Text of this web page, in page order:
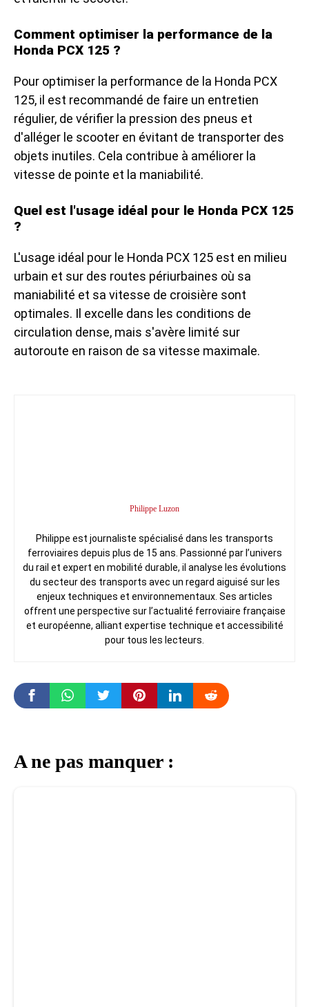
Comment optimiser la performance de la
Honda PCX 125 ?
Pour optimiser la performance de la Honda PCX
125, il est recommandé de faire un entretien
régulier, de vérifier la pression des pneus et
d'alléger le scooter en évitant de transporter des
objets inutiles. Cela contribue à améliorer la
vitesse de pointe et la maniabilité.
Quel est l'usage idéal pour le Honda PCX 125
?
L'usage idéal pour le Honda PCX 125 est en milieu
urbain et sur des routes périurbaines où sa
maniabilité et sa vitesse de croisière sont
optimales. Il excelle dans les conditions de
circulation dense, mais s'avère limité sur
autoroute en raison de sa vitesse maximale.
Philippe Luzon
Philippe est journaliste spécialisé dans les transports
ferroviaires depuis plus de 15 ans. Passionné par l’univers
du rail et expert en mobilité durable, il analyse les évolutions
du secteur des transports avec un regard aiguisé sur les
enjeux techniques et environnementaux. Ses articles
offrent une perspective sur l’actualité ferroviaire française
et européenne, alliant expertise technique et accessibilité
pour tous les lecteurs.
A ne pas manquer :